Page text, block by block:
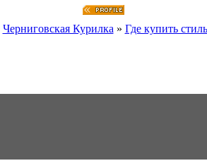
Черниговская Курилка » Где купить